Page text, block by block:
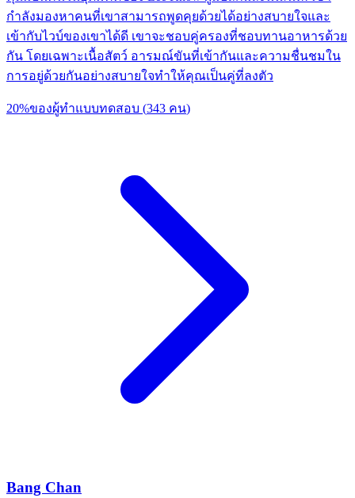
กำลังมองหาคนที่เขาสามารถพูดคุยด้วยได้อย่างสบายใจและ
เข้ากับไวบ์ของเขาได้ดี เขาจะชอบคู่ครองที่ชอบทานอาหารด้วย
กัน โดยเฉพาะเนื้อสัตว์ อารมณ์ขันที่เข้ากันและความชื่นชมใน
การอยู่ด้วยกันอย่างสบายใจทำให้คุณเป็นคู่ที่ลงตัว
20%ของผู้ทำแบบทดสอบ (343 คน)
Bang Chan